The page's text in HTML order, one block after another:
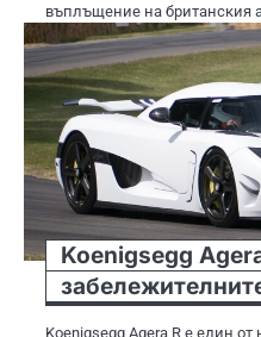
въплъщение на британския
Koenigsegg
Koenigsegg Agera R е един